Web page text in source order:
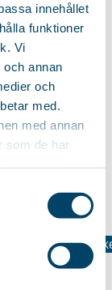
innehållet
funktioner
Vi
annan
och
med.
med annan
som de har
mit
die die...